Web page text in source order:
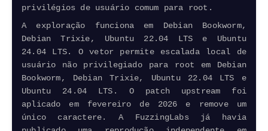
privilégios de usuário comum para root.
A exploração funciona em Debian Bookworm,
Debian Trixie, Ubuntu 22.04 LTS e Ubuntu
24.04 LTS. O vetor permite escalada local de
usuário não privilegiado para root em Debian
Bookworm, Debian Trixie, Ubuntu 22.04 LTS e
Ubuntu 24.04 LTS. O patch upstream foi
aplicado em fevereiro de 2026 e remove um
único caractere. A FuzzingLabs já havia